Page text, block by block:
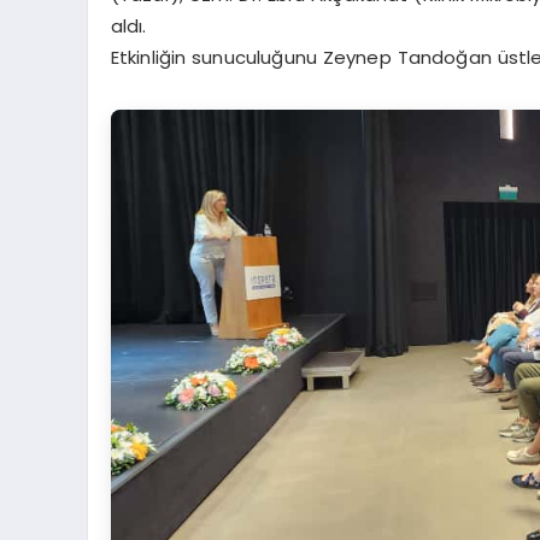
aldı.
Etkinliğin sunuculuğunu Zeynep Tandoğan